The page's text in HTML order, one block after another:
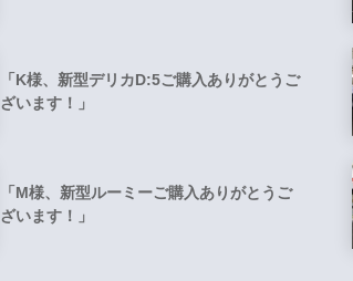
「K様、新型デリカD:5ご購入ありがとうご
ざいます！」
「M様、新型ルーミーご購入ありがとうご
ざいます！」